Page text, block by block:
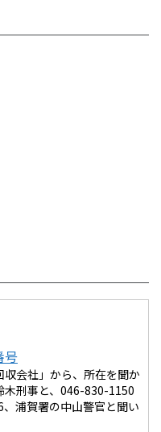
号
会社」から、所在を聞か
木刑事と、046-830-1150
浦賀署の中山警官と聞い